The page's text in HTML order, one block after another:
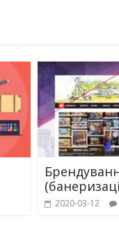
2020-03-12
Дитячий
майданчик в
Шевченка